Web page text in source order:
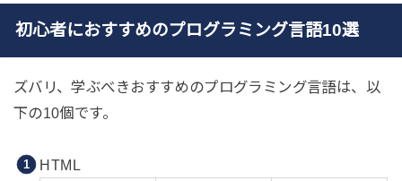
初心者におすすめのプログラミング言語10選
ズバリ、学ぶべきおすすめのプログラミング言語は、以
下の10個です。
HTML